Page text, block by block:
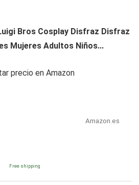
Bros Cosplay Disfraz Disfraz
Mujeres Adultos Niños...
precio en Amazon
Amazon.es
Free shipping